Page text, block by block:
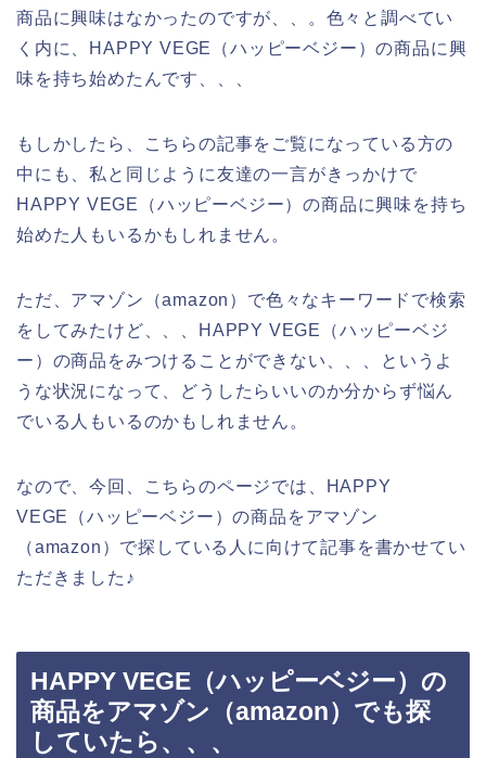
商品に興味はなかったのですが、、。色々と調べてい
く内に、HAPPY VEGE（ハッピーベジー）の商品に興
味を持ち始めたんです、、、
もしかしたら、こちらの記事をご覧になっている方の
中にも、私と同じように友達の一言がきっかけで
HAPPY VEGE（ハッピーベジー）の商品に興味を持ち
始めた人もいるかもしれません。
ただ、アマゾン（amazon）で色々なキーワードで検索
をしてみたけど、、、HAPPY VEGE（ハッピーベジ
ー）の商品をみつけることができない、、、というよ
うな状況になって、どうしたらいいのか分からず悩ん
でいる人もいるのかもしれません。
なので、今回、こちらのページでは、HAPPY
VEGE（ハッピーベジー）の商品をアマゾン
（amazon）で探している人に向けて記事を書かせてい
ただきました♪
HAPPY VEGE（ハッピーベジー）の
商品をアマゾン（amazon）でも探
していたら、、、